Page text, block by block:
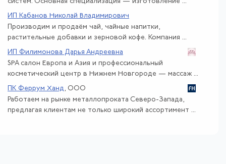
ИП Кабанов Николай Владимирович
Производим и продаём чай, чайные напитки,
растительные добавки и зерновой кофе. Компания ...
ИП Филимонова Дарья Андреевна
SPA салон Европа и Азия и профессиональный
косметический центр в Нижнем Новгороде — массаж ...
ПК Феррум Ханд, ООО
Работаем на рынке металлопроката Северо-Запада,
предлагая клиентам не только широкий ассортимент ...